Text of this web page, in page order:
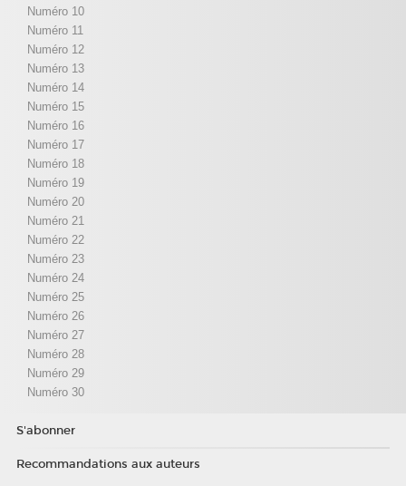
Numéro 10
Numéro 11
Numéro 12
Numéro 13
Numéro 14
Numéro 15
Numéro 16
Numéro 17
Numéro 18
Numéro 19
Numéro 20
Numéro 21
Numéro 22
Numéro 23
Numéro 24
Numéro 25
Numéro 26
Numéro 27
Numéro 28
Numéro 29
Numéro 30
S'abonner
Recommandations aux auteurs